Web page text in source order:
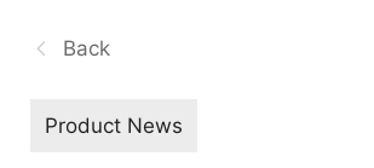
Back
Product News